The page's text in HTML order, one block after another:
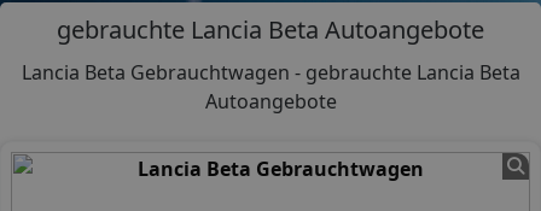
gebrauchte Lancia Beta Autoangebote
Lancia Beta Gebrauchtwagen - gebrauchte Lancia Beta
Autoangebote